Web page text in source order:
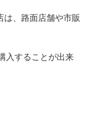
は、路面店舗や市販
入することが出来